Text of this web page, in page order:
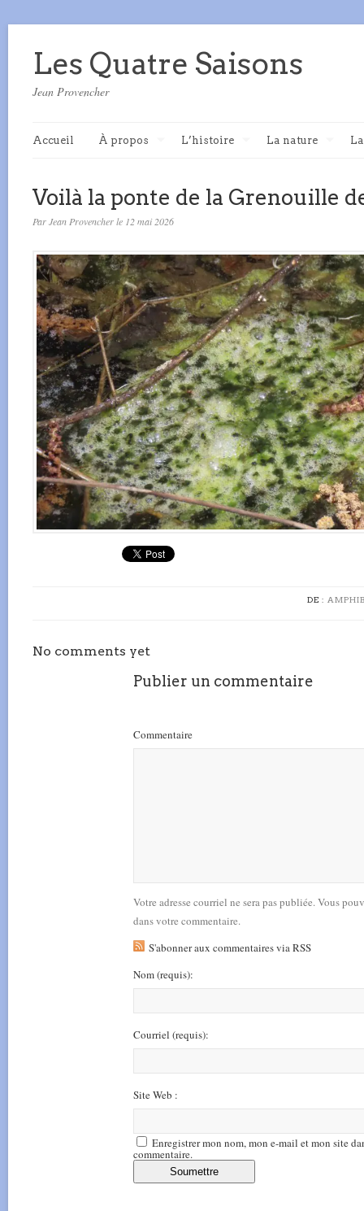
Les Quatre Saisons
Jean Provencher
Accueil À propos L’histoire La nature
Voilà la ponte de la Grenouille
Par Jean Provencher le 12 mai 2026
DE :
No comments yet
Publier un commentaire
Commentaire
Votre adresse courriel ne sera pas publiée. Vous
dans votre commentaire.
S'abonner aux commentaires via RSS
Nom(requis):
Courriel (requis):
Site Web :
Enregistrer mon nom, mon e-mail et mon site
commentaire.